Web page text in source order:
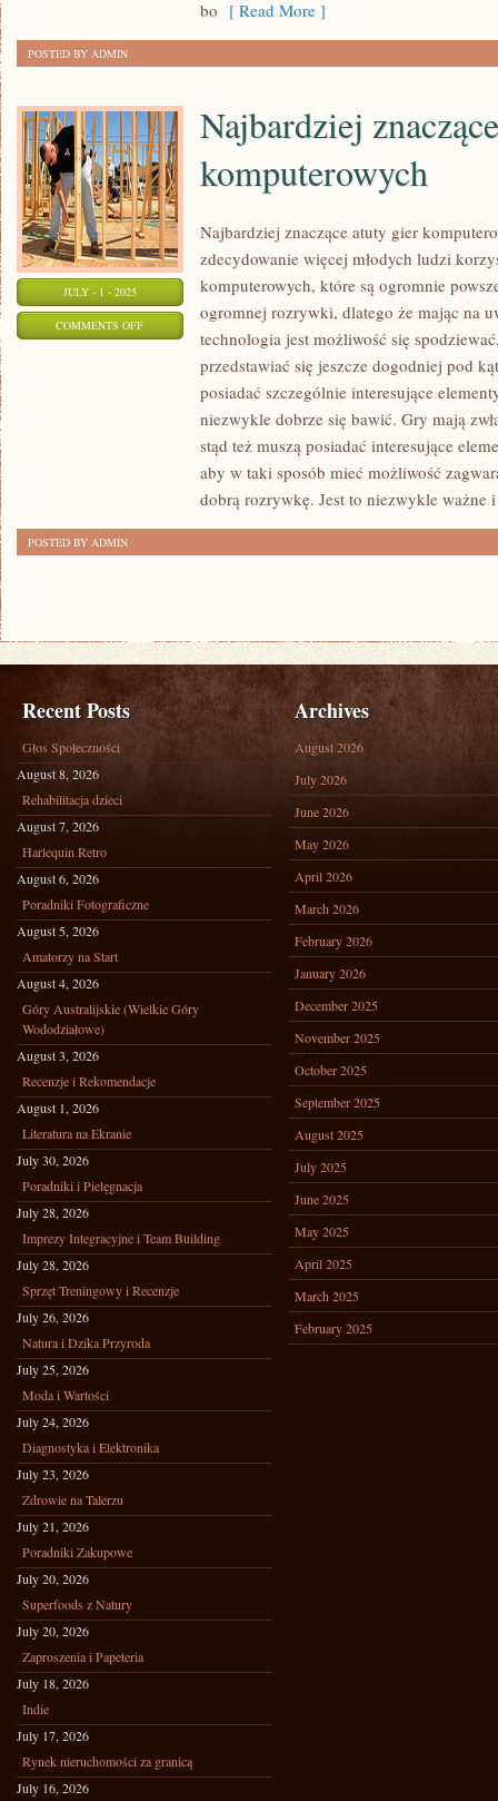
bo [ Read More ]
POSTED BY ADMIN
JULY - 1 - 2025
COMMENTS OFFON
Najbardziej
komputerowych
Najbardziej znaczące atuty gier
zdecydowanie więcej młodych ludzi
komputerowych, które są ogromnie
ogromnej rozrywki, dlatego że mając na
technologia jest możliwość się
przedstawiać się jeszcze dogodniej pod
posiadać szczególnie interesujące
niezwykle dobrze się bawić. Gry mają
stąd też muszą posiadać interesujące
aby w taki sposób mieć możliwość
dobrą rozrywkę. Jest to niezwykle ważne
POSTED BY ADMIN
Recent Posts
Głos Społeczności
August 8, 2026
Rehabilitacja dzieci
August 7, 2026
Harlequin Retro
August 6, 2026
Poradniki Fotograficzne
August 5, 2026
Amatorzy na Start
August 4, 2026
Góry Australijskie (Wielkie Góry
Wododziałowe)
August 3, 2026
Recenzje i Rekomendacje
August 1, 2026
Literatura na Ekranie
July 30, 2026
Poradniki i Pielęgnacja
July 28, 2026
Imprezy Integracyjne i Team Building
July 28, 2026
Sprzęt Treningowy i Recenzje
July 26, 2026
Natura i Dzika Przyroda
July 25, 2026
Moda i Wartości
July 24, 2026
Diagnostyka i Elektronika
July 23, 2026
Zdrowie na Talerzu
July 21, 2026
Poradniki Zakupowe
July 20, 2026
Superfoods z Natury
July 20, 2026
Zaproszenia i Papeteria
July 18, 2026
Indie
July 17, 2026
Rynek nieruchomości za granicą
July 16, 2026
Archives
August 2026
July 2026
June 2026
May 2026
April 2026
March 2026
February 2026
January 2026
December 2025
November 2025
October 2025
September 2025
August 2025
July 2025
June 2025
May 2025
April 2025
March 2025
February 2025